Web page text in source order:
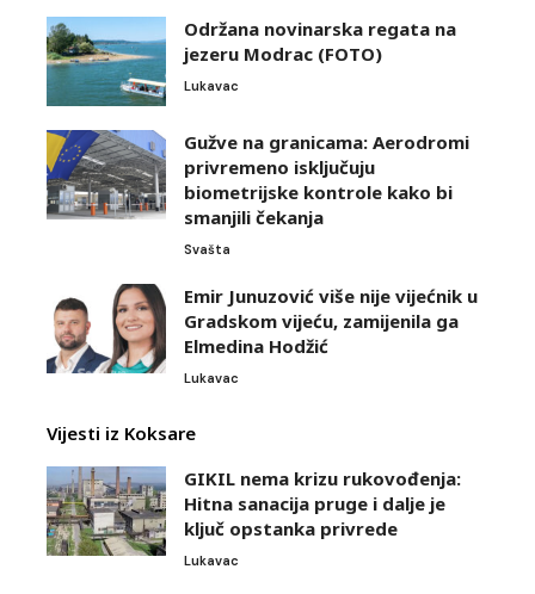
Održana novinarska regata na
jezeru Modrac (FOTO)
Lukavac
Gužve na granicama: Aerodromi
privremeno isključuju
biometrijske kontrole kako bi
smanjili čekanja
Svašta
Emir Junuzović više nije vijećnik u
Gradskom vijeću, zamijenila ga
Elmedina Hodžić
Lukavac
Vijesti iz Koksare
GIKIL nema krizu rukovođenja:
Hitna sanacija pruge i dalje je
ključ opstanka privrede
Lukavac